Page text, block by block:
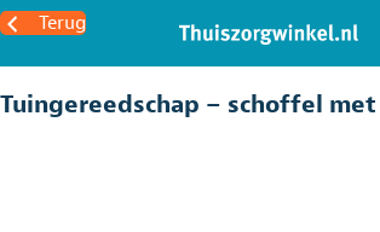
Terug
Tuingereedschap – schoffel